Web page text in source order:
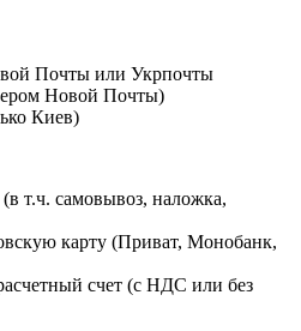
Почты или Укрпочты
Новой Почты)
Киев)
т.ч. самовывоз, наложка,
карту (Приват, Монобанк,
счет (с НДС или без